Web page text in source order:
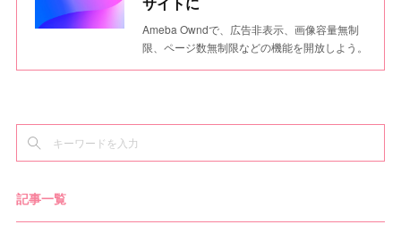
Ameba Owndで、広告非表示、画像容量無制
限、ページ数無制限などの機能を開放しよう。
記事一覧